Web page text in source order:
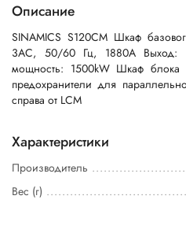
Описание
SINAMICS S120CM Шкаф
3AC, 50/60 Гц, 1880A Выход:
мощность: 1500kW Шкаф блока
предохранители для
справа от LCM
Характеристики
Производитель
Вес (г)